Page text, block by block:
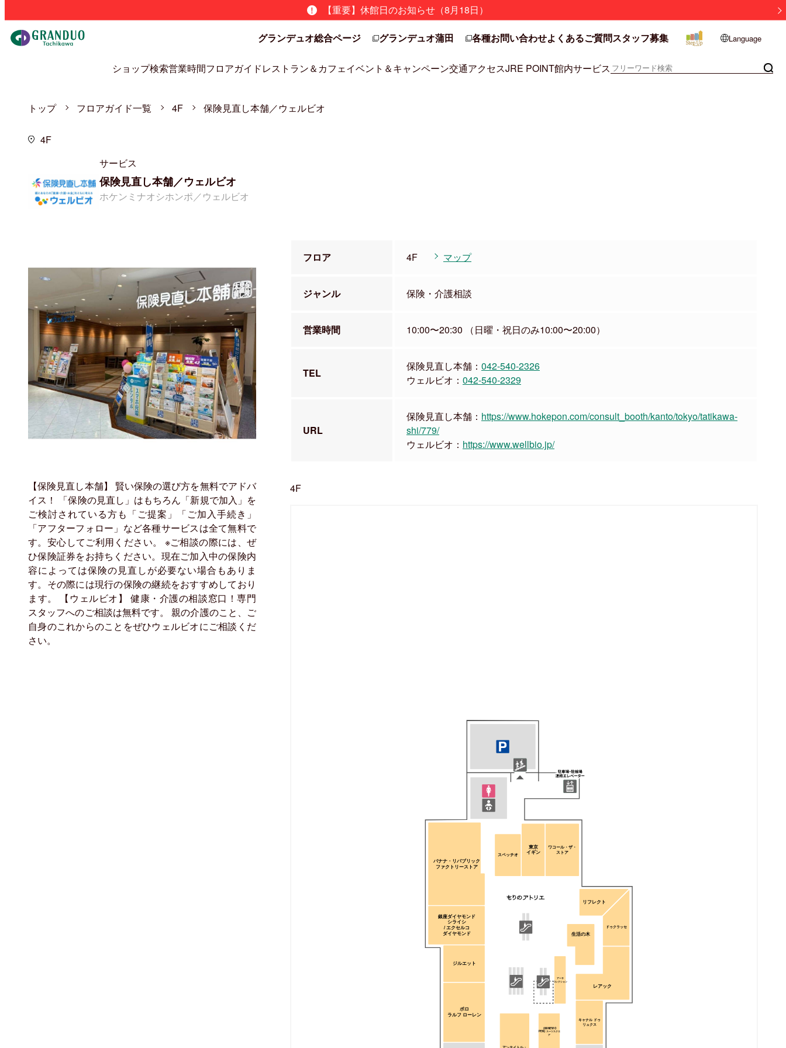
【重要】休館日のお知らせ（8月18日）
グランデュオ総合ページ グランデュオ蒲田 各種お問い合わせよくあるご質問スタッフ募集 Language
ショップ検索営業時間フロアガイドレストラン＆カフェイベント＆キャンペーン交通アクセスJRE POINT館内サービス
トップ フロアガイド一覧 4F 保険見直し本舗／ウェルビオ
4F
サービス
保険見直し本舗／ウェルビオ
ホケンミナオシホンポ／ウェルビオ
【保険見直し本舗】 賢い保険の選び方を無料でアドバ
イス！ 「保険の見直し」はもちろん「新規で加入」を
ご検討されている方も「ご提案」「ご加入手続き」
「アフターフォロー」など各種サービスは全て無料で
す。安心してご利用ください。 ※ご相談の際には、ぜ
ひ保険証券をお持ちください。現在ご加入中の保険内
容によっては保険の見直しが必要ない場合もありま
す。その際には現行の保険の継続をおすすめしており
ます。 【ウェルビオ】 健康・介護の相談窓口！専門
スタッフへのご相談は無料です。 親の介護のこと、ご
自身のこれからのことをぜひウェルビオにご相談くだ
さい。
フロア 4F マップ
ジャンル 保険・介護相談
営業時間 10:00〜20:30 （日曜・祝日のみ10:00〜20:00）
TEL
保険見直し本舗： 042-540-2326
ウェルビオ： 042-540-2329
URL
保険見直し本舗： https://www.hokepon.com/consult_booth/kanto/tokyo/tatikawa-
shi/779/
ウェルビオ： https://www.wellbio.jp/
4F
ワコール・ザ・
ストア
東京
イギン
スペッチオ
アーサ
コレクション
【8/8 NEW O
PEN】スーツスクエ
ア
リフレクト
ドゥクラッセ
生活の木
レアック
キャナル ドゥ
リュクス
ポロ
ラルフ ローレン
ジルエット
銀座ダイヤモンド
シライシ
/ エクセルコ
ダイヤモンド
バナナ・リパブリック
ファクトリーストア